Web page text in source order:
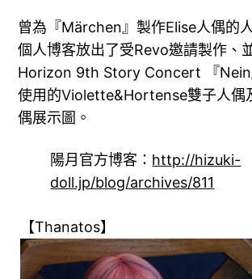
曾為『Märchen』製作Elise人偶的
個人博客放出了受Revo邀請製作、
Horizon 9th Story Concert 『Nein
使用的Violette&Hortense雙子人偶
偶展示圖。
陽月官方博客： http://hizuki-
doll.jp/blog/archives/811
【Thanatos】